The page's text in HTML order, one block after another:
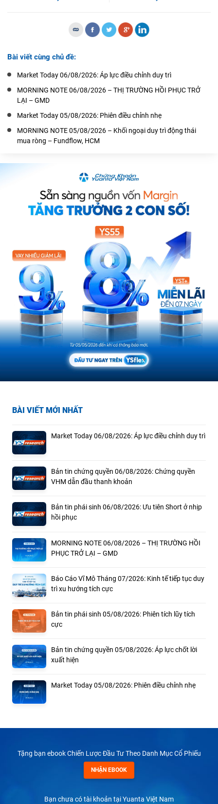
BÀI VIẾT MỚI NHẤT
Market Today 06/08/2026: Áp lực điều chỉnh duy trì
Bản tin chứng quyền 06/08/2026: Chứng quyền
VHM dẫn đầu thanh khoản
Bản tin phái sinh 06/08/2026: Ưu tiên Short ở nhịp
hồi phục
MORNING NOTE 06/08/2026 – THỊ TRƯỜNG HỒI
PHỤC TRỞ LẠI – GMD
Báo Cáo Vĩ Mô Tháng 07/2026: Kinh tế tiếp tục duy
trì xu hướng tích cực
Bản tin phái sinh 05/08/2026: Phiên tích lũy tích
cực
Bản tin chứng quyền 05/08/2026: Áp lực chốt lời
xuất hiện
Market Today 05/08/2026: Phiên điều chỉnh nhẹ
Tặng bạn ebook Chiến Lược Đầu Tư Theo Danh Mục Cổ Phiếu
NHẬN EBOOK
Bạn chưa có tài khoản tại Yuanta Việt Nam
Bài viết cùng chủ đề:
Market Today 06/08/2026: Áp lực điều chỉnh duy trì
MORNING NOTE 06/08/2026 – THỊ TRƯỜNG HỒI PHỤC TRỞ
LẠI – GMD
Market Today 05/08/2026: Phiên điều chỉnh nhẹ
MORNING NOTE 05/08/2026 – Khối ngoại duy trì động thái
mua ròng – Fundflow, HCM